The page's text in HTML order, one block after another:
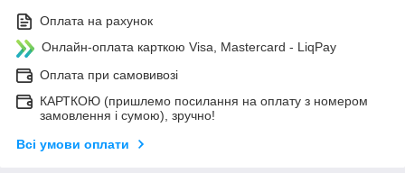
Оплата на рахунок
Онлайн-оплата карткою Visa, Mastercard - LiqPay
Оплата при самовивозі
КАРТКОЮ (пришлемо посилання на оплату з номером
замовлення і сумою), зручно!
Всі умови оплати